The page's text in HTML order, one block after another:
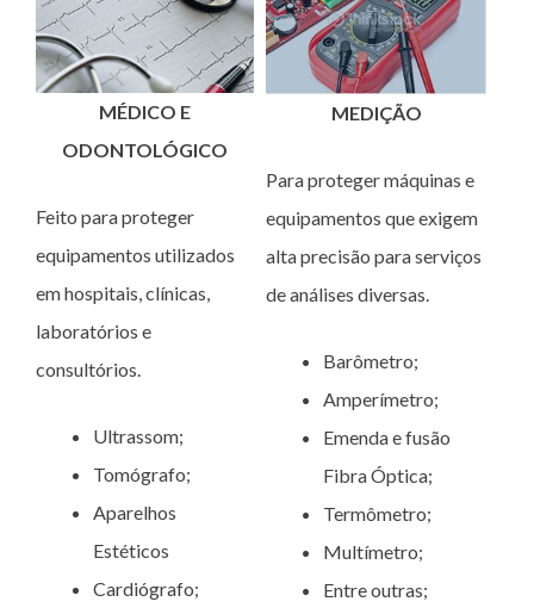
MÉDICO E
ODONTOLÓGICO
Feito para proteger
equipamentos utilizados
em hospitais, clínicas,
laboratórios e
consultórios.
Ultrassom;
Tomógrafo;
Aparelhos
Estéticos
Cardiógrafo;
MEDIÇÃO
Para proteger máquinas e
equipamentos que exigem
alta precisão para serviços
de análises diversas.
Barômetro;
Amperímetro;
Emenda e fusão
Fibra Óptica;
Termômetro;
Multímetro;
Entre outras;